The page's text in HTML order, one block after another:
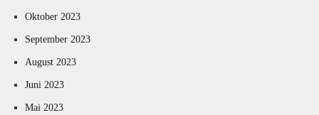
Oktober 2023
September 2023
August 2023
Juni 2023
Mai 2023